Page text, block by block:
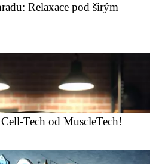
Relaxace pod širým
Tech od MuscleTech!